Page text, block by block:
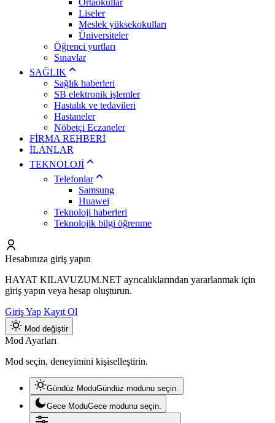
Ortaokullar
Liseler
Meslek yüksekokulları
Üniversiteler
Öğrenci yurtları
Sınavlar
SAĞLIK
Sağlık haberleri
SB elektronik işlemler
Hastalık ve tedavileri
Hastaneler
Nöbetçi Eczaneler
FİRMA REHBERİ
İLANLAR
TEKNOLOJİ
Telefonlar
Samsung
Huawei
Teknoloji haberleri
Teknolojik bilgi öğrenme
Hesabınıza giriş yapın
HAYAT KILAVUZUM.NET ayrıcalıklarından yararlanmak için
giriş yapın veya hesap oluşturun.
Giriş Yap Kayıt Ol
Mod değiştir
Mod Ayarları
Mod seçin, deneyimini kişiselleştirin.
Gündüz ModuGündüz modunu seçin.
Gece ModuGece modunu seçin.